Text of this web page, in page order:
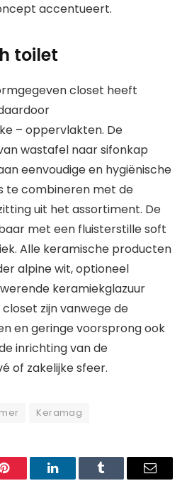
accentueert.
toilet
closet heeft
– oppervlakten. De
wastafel naar sifonkap
eenvoudige en hygiënische
te combineren met de
uit het assortiment. De
met een fluisterstille soft
Alle keramische producten
alpine wit, optioneel
keramiekglazuur
zijn vanwege de
en geringe voorsprong ook
inrichting van de
of zakelijke sfeer.
Keramag
Pinterest LinkedInTumblr Email